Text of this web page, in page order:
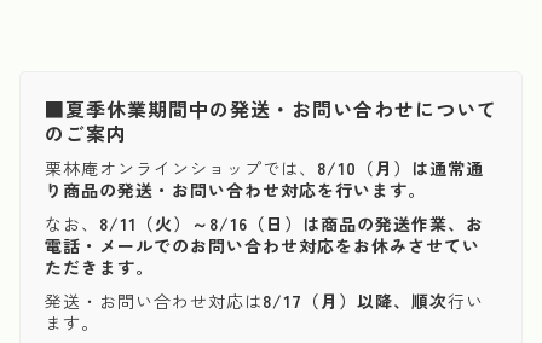
■夏季休業期間中の発送・お問い合わせについて
のご案内
栗林庵オンラインショップでは、 8/10（月）は通常通
り商品の発送・お問い合わせ対応を行います。
なお、 8/11（火）～8/16（日）は商品の発送作業、お
電話・メールでのお問い合わせ対応をお休みさせてい
ただきます。
発送・お問い合わせ対応は8/17（月）以降、順次行い
ます。